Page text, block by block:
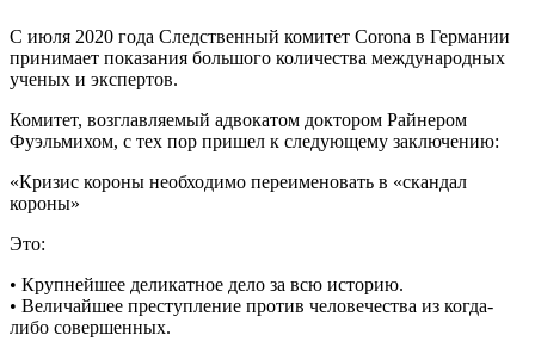
С июля 2020 года Следственный комитет Corona в Германии
принимает показания большого количества международных
ученых и экспертов.
Комитет, возглавляемый адвокатом доктором Райнером
Фуэльмихом, с тех пор пришел к следующему заключению:
«Кризис короны необходимо переименовать в «скандал
короны»
Это:
• Крупнейшее деликатное дело за всю историю.
• Величайшее преступление против человечества из когда-
либо совершенных.